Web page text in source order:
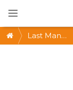
Last Man